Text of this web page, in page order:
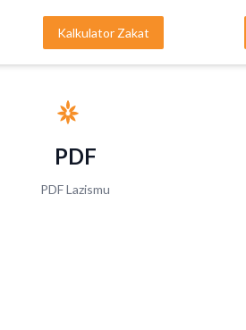
Kalkulator Zakat
PDF
PDF Lazismu